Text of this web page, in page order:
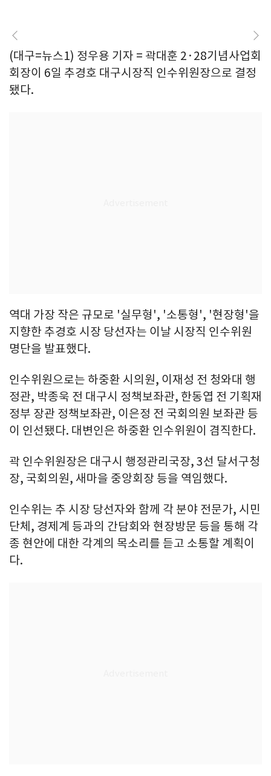
(대구=뉴스1) 정우용 기자 = 곽대훈 2·28기념사업회
회장이 6일 추경호 대구시장직 인수위원장으로 결정
됐다.
역대 가장 작은 규모로 '실무형', '소통형', '현장형'을
지향한 추경호 시장 당선자는 이날 시장직 인수위원
명단을 발표했다.
인수위원으로는 하중환 시의원, 이재성 전 청와대 행
정관, 박종욱 전 대구시 정책보좌관, 한동엽 전 기획재
정부 장관 정책보좌관, 이은정 전 국회의원 보좌관 등
이 인선됐다. 대변인은 하중환 인수위원이 겸직한다.
곽 인수위원장은 대구시 행정관리국장, 3선 달서구청
장, 국회의원, 새마을 중앙회장 등을 역임했다.
인수위는 추 시장 당선자와 함께 각 분야 전문가, 시민
단체, 경제계 등과의 간담회와 현장방문 등을 통해 각
종 현안에 대한 각계의 목소리를 듣고 소통할 계획이
다.